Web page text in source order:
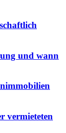
und wann
vermieteten